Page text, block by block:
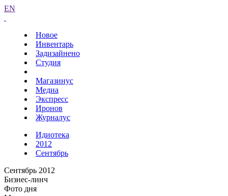
EN
Новое
Инвентарь
Задизайнено
Студия
Магазинус
Медиа
Экспресс
Иронов
Журналус
Идиотека
2012
Сентябрь
Сентябрь 2012
Бизнес-линч
Фото дня